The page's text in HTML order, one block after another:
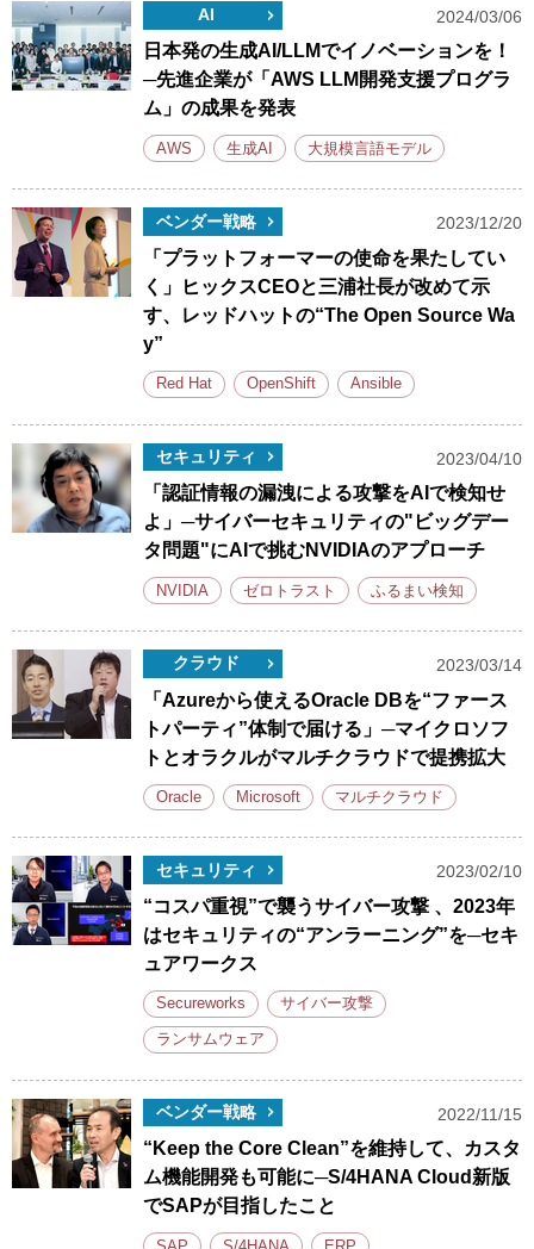
AI 2024/03/06
日本発の生成AI/LLMでイノベーションを！
─先進企業が「AWS LLM開発支援プログラ
ム」の成果を発表
AWS 生成AI 大規模言語モデル
ベンダー戦略 2023/12/20
「プラットフォーマーの使命を果たしてい
く」ヒックスCEOと三浦社長が改めて示
す、レッドハットの“The Open Source Wa
y”
Red Hat OpenShift Ansible
セキュリティ 2023/04/10
「認証情報の漏洩による攻撃をAIで検知せ
よ」─サイバーセキュリティの"ビッグデー
タ問題"にAIで挑むNVIDIAのアプローチ
NVIDIA ゼロトラスト ふるまい検知
クラウド 2023/03/14
「Azureから使えるOracle DBを“ファース
トパーティ”体制で届ける」─マイクロソフ
トとオラクルがマルチクラウドで提携拡大
Oracle Microsoft マルチクラウド
セキュリティ 2023/02/10
“コスパ重視”で襲うサイバー攻撃 、2023年
はセキュリティの“アンラーニング”を─セキ
ュアワークス
Secureworks サイバー攻撃
ランサムウェア
ベンダー戦略 2022/11/15
“Keep the Core Clean”を維持して、カスタ
ム機能開発も可能に─S/4HANA Cloud新版
でSAPが目指したこと